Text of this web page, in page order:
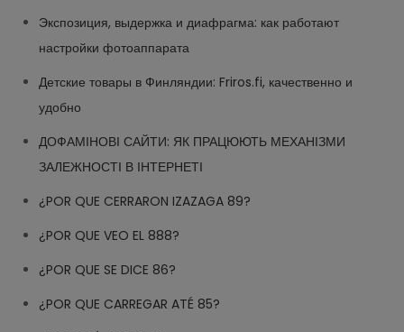
Экспозиция, выдержка и диафрагма: как работают
настройки фотоаппарата
Детские товары в Финляндии: Friros.fi, качественно и
удобно
ДОФАМІНОВІ САЙТИ: ЯК ПРАЦЮЮТЬ МЕХАНІЗМИ
ЗАЛЕЖНОСТІ В ІНТЕРНЕТІ
¿POR QUE CERRARON IZAZAGA 89?
¿POR QUE VEO EL 888?
¿POR QUE SE DICE 86?
¿POR QUE CARREGAR ATÉ 85?